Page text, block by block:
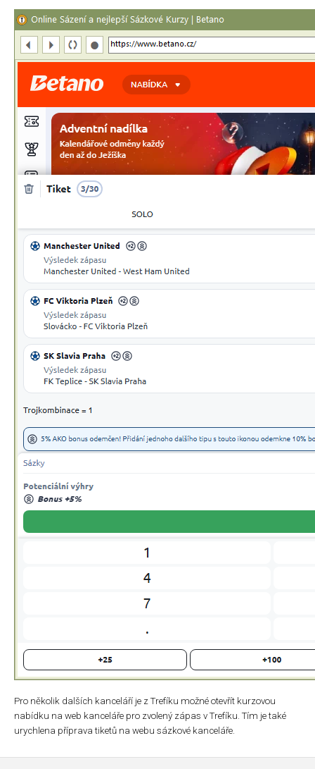
Pro několik dalších kanceláří je z Trefíku možné otevřít kurzovou
nabídku na web kanceláře pro zvolený zápas v Trefíku. Tím je také
urychlena příprava tiketů na webu sázkové kanceláře.